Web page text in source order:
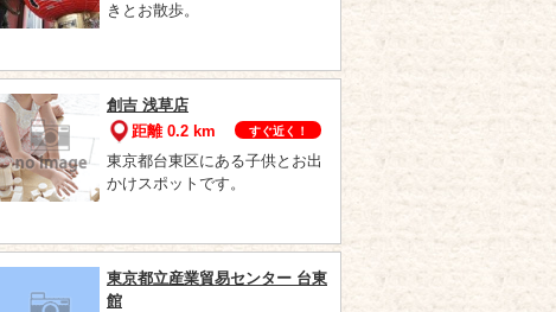
きとお散歩。
創吉 浅草店
距離 0.2 km
すぐ近く！
東京都台東区にある子供とお出
かけスポットです。
東京都立産業貿易センター 台東
館